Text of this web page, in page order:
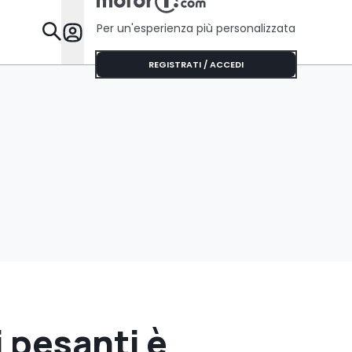
Da Sapere
Per un'esperienza più personalizzata
REGISTRATI / ACCEDI
è